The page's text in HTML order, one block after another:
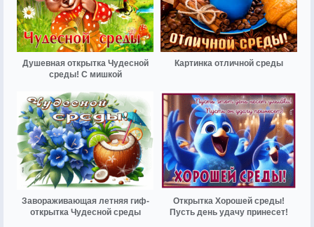
Душевная открытка Чудесной
среды! С мишкой
Картинка отличной среды
Завораживающая летняя гиф-
открытка Чудесной среды
Открытка Хорошей среды!
Пусть день удачу принесет!